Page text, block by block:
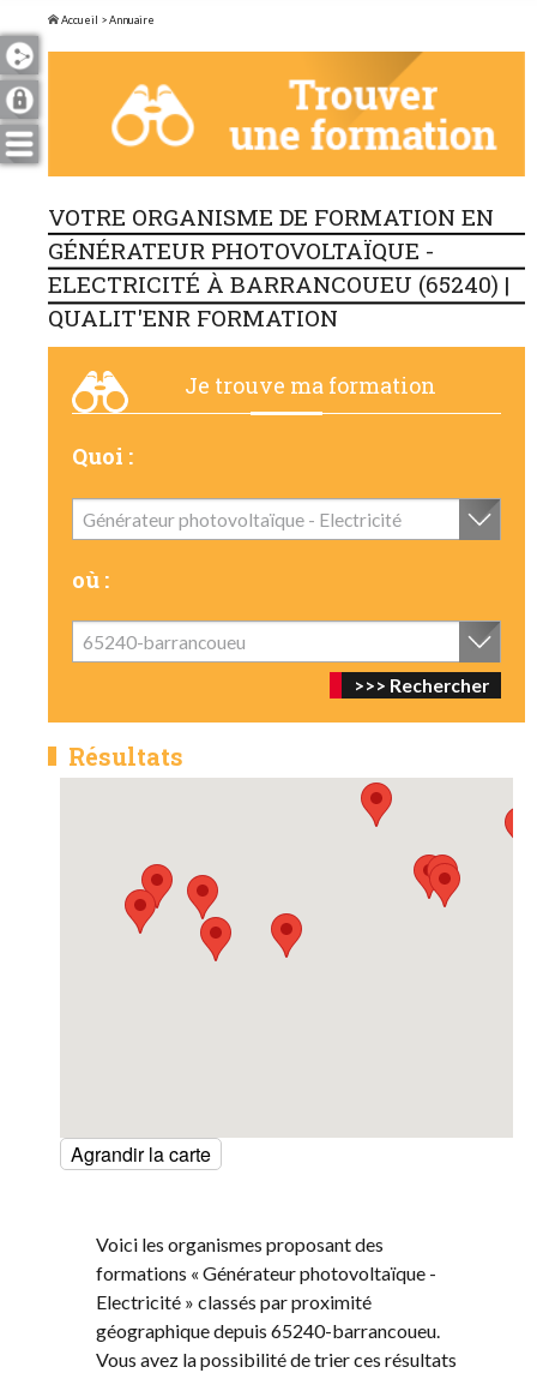
Accueil > Annuaire
VOTRE ORGANISME DE FORMATION EN
GÉNÉRATEUR PHOTOVOLTAÏQUE -
ELECTRICITÉ À BARRANCOUEU (65240) |
QUALIT'ENR FORMATION
Je trouve ma formation
Quoi :
Générateur photovoltaïque - Electricité
où :
65240-barrancoueu
Résultats
Agrandir la carte
Voici les organismes proposant des
formations « Générateur photovoltaïque -
Electricité » classés par proximité
géographique depuis 65240-barrancoueu.
Vous avez la possibilité de trier ces résultats